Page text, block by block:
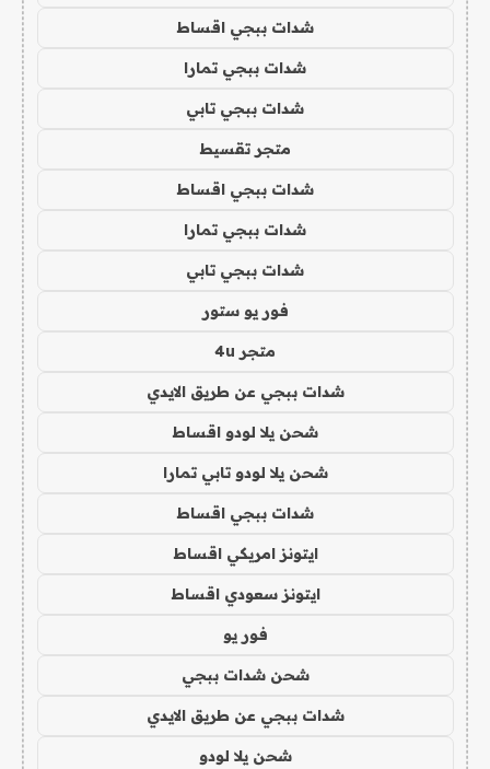
شدات ببجي اقساط
شدات ببجي تمارا
شدات ببجي تابي
متجر تقسيط
شدات ببجي اقساط
شدات ببجي تمارا
شدات ببجي تابي
فور يو ستور
متجر 4u
شدات ببجي عن طريق الايدي
شحن يلا لودو اقساط
شحن يلا لودو تابي تمارا
شدات ببجي اقساط
ايتونز امريكي اقساط
ايتونز سعودي اقساط
فور يو
شحن شدات ببجي
شدات ببجي عن طريق الايدي
شحن يلا لودو